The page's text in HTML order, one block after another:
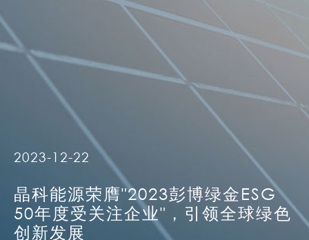
2023-12-22
晶科能源荣膺"2023彭博绿金ESG
50年度受关注企业"，引领全球绿色
创新发展